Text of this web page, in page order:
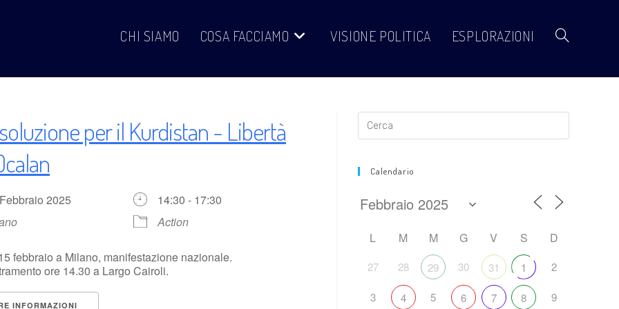
CHI SIAMO COSA FACCIAMO VISIONE POLITICA ESPLORAZIONI Attiva/disattiva
sul
sito
per il Kurdistan - Libertà
2025
14:30 - 17:30
Action
febbraio a Milano, manifestazione nazionale.
ore 14.30 a Largo Cairoli.
INFORMAZIONI
Calendario
L M M G V S D
27 28 29 30 31 1 2
3 4 5 6 7 8 9